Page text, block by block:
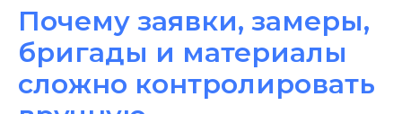
Почему заявки, замеры,
бригады и материалы
сложно контролировать